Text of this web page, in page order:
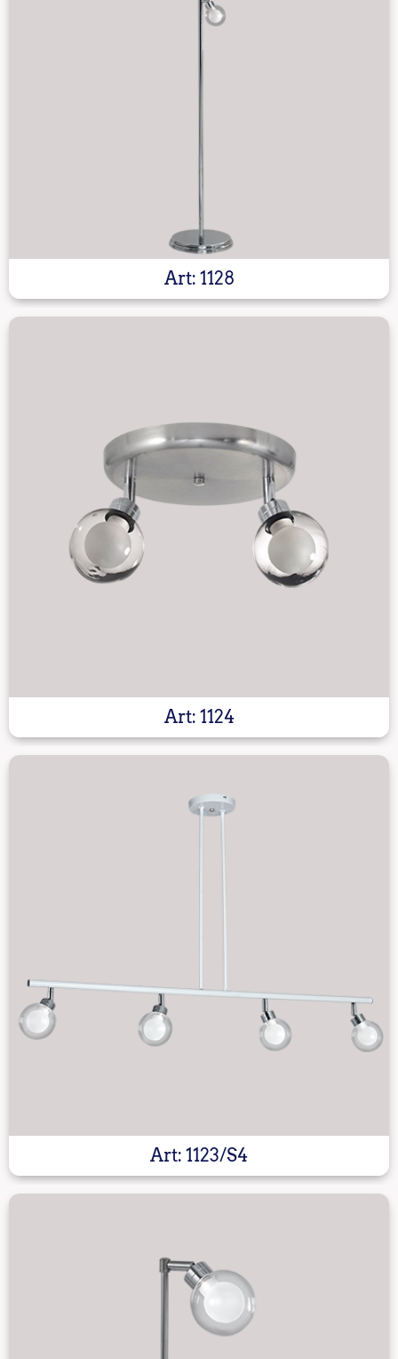
Art: 1128
Art: 1124
Art: 1123/S4